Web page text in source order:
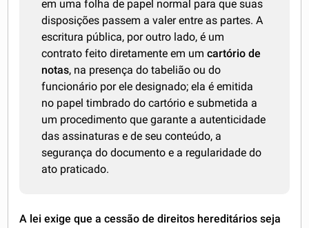
em uma folha de papel normal para que suas
disposições passem a valer entre as partes. A
escritura pública, por outro lado, é um
contrato feito diretamente em umcartório de
notas, na presença do tabelião ou do
funcionário por ele designado; ela é emitida
no papel timbrado do cartório e submetida a
um procedimento que garante a autenticidade
das assinaturas e de seu conteúdo, a
segurança do documento e a regularidade do
ato praticado.
A lei exige que a cessão de direitos hereditários seja